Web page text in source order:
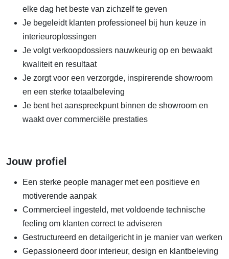
elke dag het beste van zichzelf te geven
Je begeleidt klanten professioneel bij hun keuze in
interieuroplossingen
Je volgt verkoopdossiers nauwkeurig op en bewaakt
kwaliteit en resultaat
Je zorgt voor een verzorgde, inspirerende showroom
en een sterke totaalbeleving
Je bent het aanspreekpunt binnen de showroom en
waakt over commerciële prestaties
Jouw profiel
Een sterke people manager met een positieve en
motiverende aanpak
Commercieel ingesteld, met voldoende technische
feeling om klanten correct te adviseren
Gestructureerd en detailgericht in je manier van werken
Gepassioneerd door interieur, design en klantbeleving